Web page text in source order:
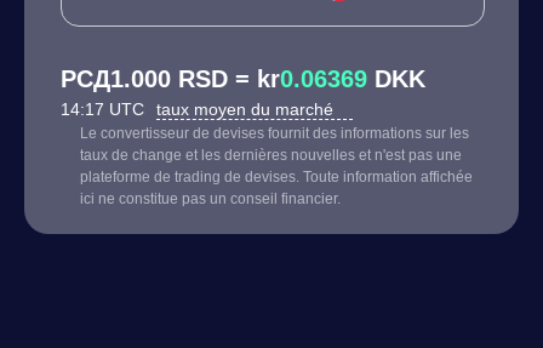
РСД1.000 RSD = kr0.06369 DKK
14:17 UTC taux moyen du marché
Le convertisseur de devises fournit des informations sur les
taux de change et les dernières nouvelles et n'est pas une
plateforme de trading de devises. Toute information affichée
ici ne constitue pas un conseil financier.